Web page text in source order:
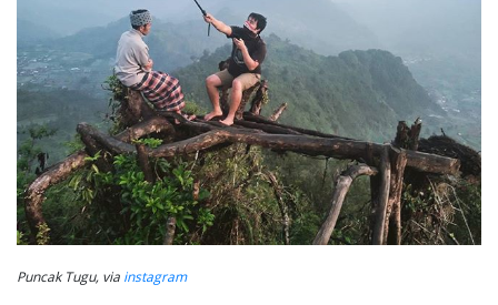
Puncak Tugu, via instagram